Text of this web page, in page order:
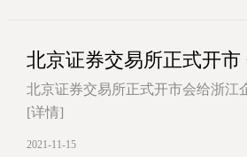
北京证券交易所正式开
北京证券交易所正式开市会给浙江
[详情]
2021-11-15